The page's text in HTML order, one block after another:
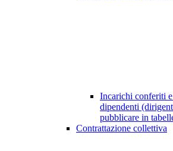
Incarichi conferiti
dipendenti
pubblicare in
Contrattazione collettiva